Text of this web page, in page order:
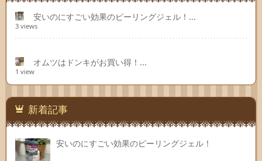
安いのにすごい効果のピーリングジェル！...
3 views
オムツはドンキがお買い得！...
1 view
新着記事
安いのにすごい効果のピーリングジェル！